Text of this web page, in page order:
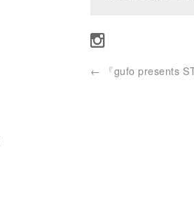
← 『gufo presents